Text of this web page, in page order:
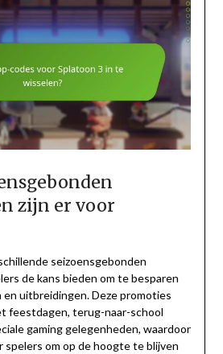
zijn er voor
seizoensgebonden
de kans bieden om te besparen
en uitbreidingen. Deze promoties
feestdagen, terug-naar-school
gaming gelegenheden, waardoor
om op de hoogte te blijven